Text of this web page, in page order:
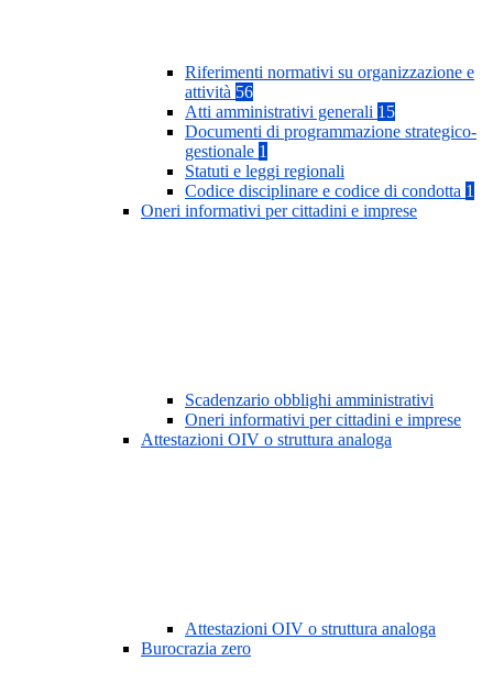
Riferimenti normativi su organizzazione e
attività 56
Atti amministrativi generali 15
Documenti di programmazione strategico-
gestionale 1
Statuti e leggi regionali
Codice disciplinare e codice di condotta 1
Oneri informativi per cittadini e imprese
Scadenzario obblighi amministrativi
Oneri informativi per cittadini e imprese
Attestazioni OIV o struttura analoga
Attestazioni OIV o struttura analoga
Burocrazia zero